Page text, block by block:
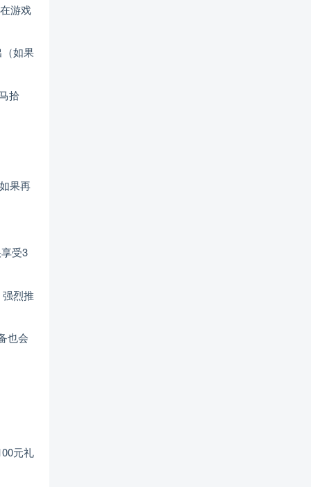
游戏
如果
拾
果再
受3
烈推
也会
元礼